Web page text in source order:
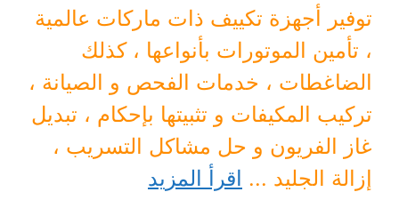
توفير أجهزة تكييف ذات ماركات عالمية
، تأمين الموتورات بأنواعها ، كذلك
الضاغطات ، خدمات الفحص و الصيانة ،
تركيب المكيفات و تثبيتها بإحكام ، تبديل
غاز الفريون و حل مشاكل التسريب ،
إزالة الجليد ... اقرأ المزيد